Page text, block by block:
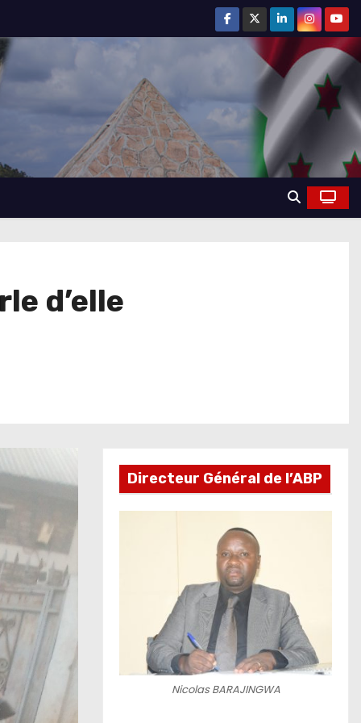
d’elle
Directeur Général de l’ABP
Nicolas BARAJINGWA